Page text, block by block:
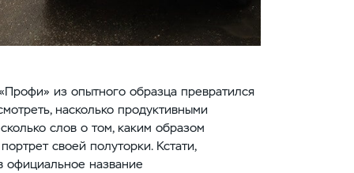
из опытного образца превратился
насколько продуктивными
слов о том, каким образом
своей полуторки. Кстати,
официальное название